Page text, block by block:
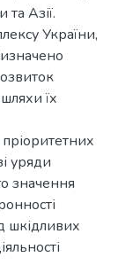
Азії.
України,
їх
уряди
значення
шкідливих